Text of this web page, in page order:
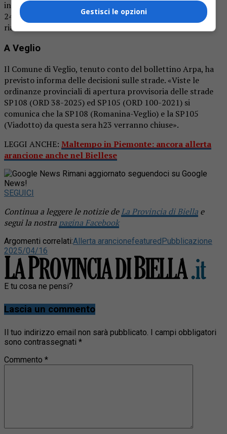
interne. Zero termico. In leggera diminuzione sui 2300-
2400 m a nord e ovest e sui 25002600 m a sud. In serata
rialzo di 200-300 m sul settore orientale.
A Veglio
Il Comune di Veglio, tenuto conto del bollettino Arpa, ha
previsto informa delle decisioni sulle strade. «Viste le
ordinanze provinciali di apertura provvisoria delle strade
SP108 (ORD 38-2025) ed SP105 (ORD 100-2021) si
comunica che la SP108 (Romanina-Veglio) e la SP105
(Viadotto) da questa sera h23 verranno chiuse».
LEGGI ANCHE: Maltempo in Piemonte: ancora allerta
arancione anche nel Biellese
Rimani aggiornato seguendoci su Google
News!
SEGUICI
Continua a leggere le notizie deLa Provincia di Biella e
segui la nostra pagina Facebook
Argomenti correlati:Allerta arancionefeaturedPubblicazione
2025/04/16
E tu cosa ne pensi?
Lascia un commento
Il tuo indirizzo email non sarà pubblicato. I campi obbligatori
sono contrassegnati *
Commento *
Gestisci le opzioni